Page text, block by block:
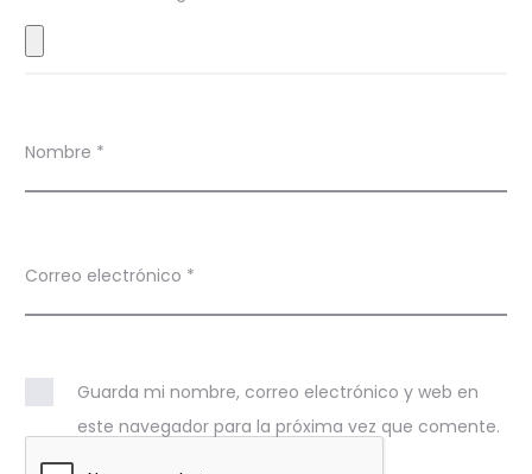
s
Nombre *
Correo electrónico *
Guarda mi nombre, correo electrónico y web en
este navegador para la próxima vez que comente.